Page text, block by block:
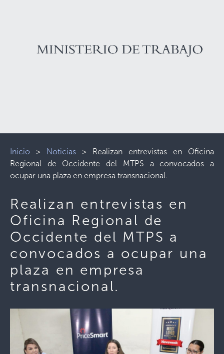
Inicio > Noticias > Realizan entrevistas en Oficina
Regional de Occidente del MTPS a convocados a
ocupar una plaza en empresa transnacional.
Realizan entrevistas en
Oficina Regional de
Occidente del MTPS a
convocados a ocupar una
plaza en empresa
transnacional.